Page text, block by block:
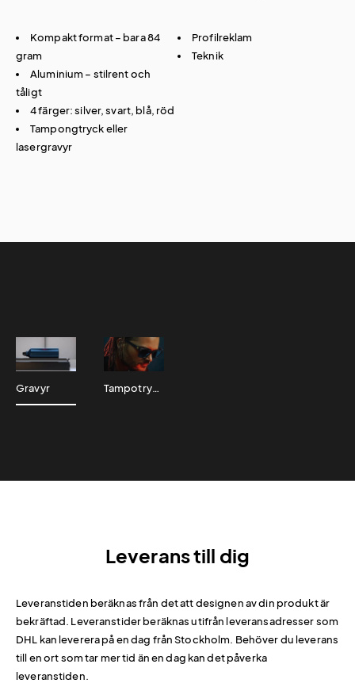
Kompakt format – bara 84
gram
Aluminium – stilrent och
tåligt
4 färger: silver, svart, blå, röd
Tampongtryck eller
lasergravyr
Profilreklam
Teknik
Gravyr Tampotryck
Leverans till dig
Leveranstiden beräknas från det att designen av din produkt är
bekräftad. Leveranstider beräknas utifrån leveransadresser som
DHL kan leverera på en dag från Stockholm. Behöver du leverans
till en ort som tar mer tid än en dag kan det påverka
leveranstiden.